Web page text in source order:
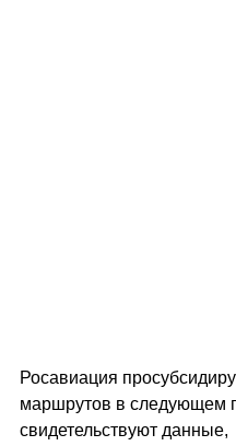
Росавиация
маршрутов в следующем
свидетельствуют данные,